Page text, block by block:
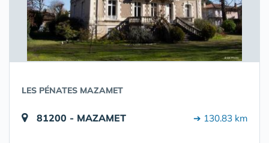
LES PÉNATES MAZAMET
81200 - MAZAMET ➔ 130.83 km